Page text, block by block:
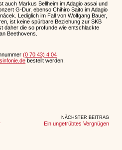
auch Markus Bellheim im Adagio assai und
G-Dur, ebenso Chihiro Saito im Adagio
Lediglich im Fall von Wolfgang Bauer,
ist keine spürbare Beziehung zur SKB
daher die so profunde wie entschlackte
Beethovens.
(0 70 43) 4 04
bestellt werden.
NÄCHSTER BEITRAG
Ein ungetrübtes Vergnügen